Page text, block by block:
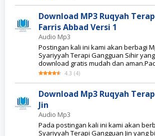
Download MP3 Ruqyah
Farris Abbad Versi 1
Audio Mp3
Postingan kali ini kami akan berbagi
Syariyyah Terapi Gangguan Sihir
download gratis mudah dan
4.3 (4)
Download Mp3 Ruqyah
Jin
Audio Mp3
Pada postingan kali ini kami akan
Syariyyah Terapi Gangguan Jin yang